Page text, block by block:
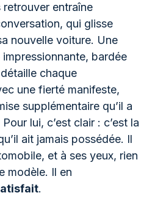
retrouver entraîne
qui glisse
nouvelle voiture. Une
bardée
détaille chaque
une fierté manifeste,
supplémentaire qu’il a
lui, c’est clair : c’est la
ait jamais possédée. Il
et à ses yeux, rien
modèle. Il en
.